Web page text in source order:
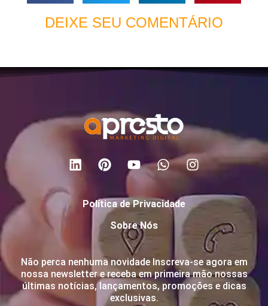
DEIXE SEU COMENTÁRIO
Política de Privacidade
Sobre Nós
Não perca nenhuma novidade Inscreva-se agora em
nossa newsletter e receba em primeira mão nossas
últimas notícias, lançamentos, promoções e dicas
exclusivas.